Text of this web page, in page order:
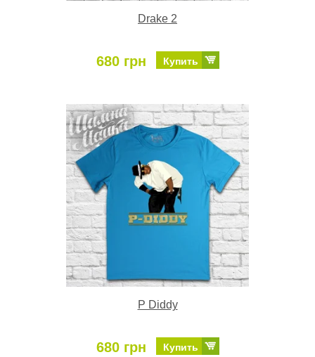
Drake 2
680 грн Купить
P Diddy
680 грн Купить